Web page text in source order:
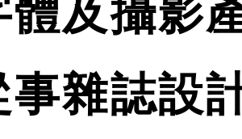
體及攝影
事雜誌設